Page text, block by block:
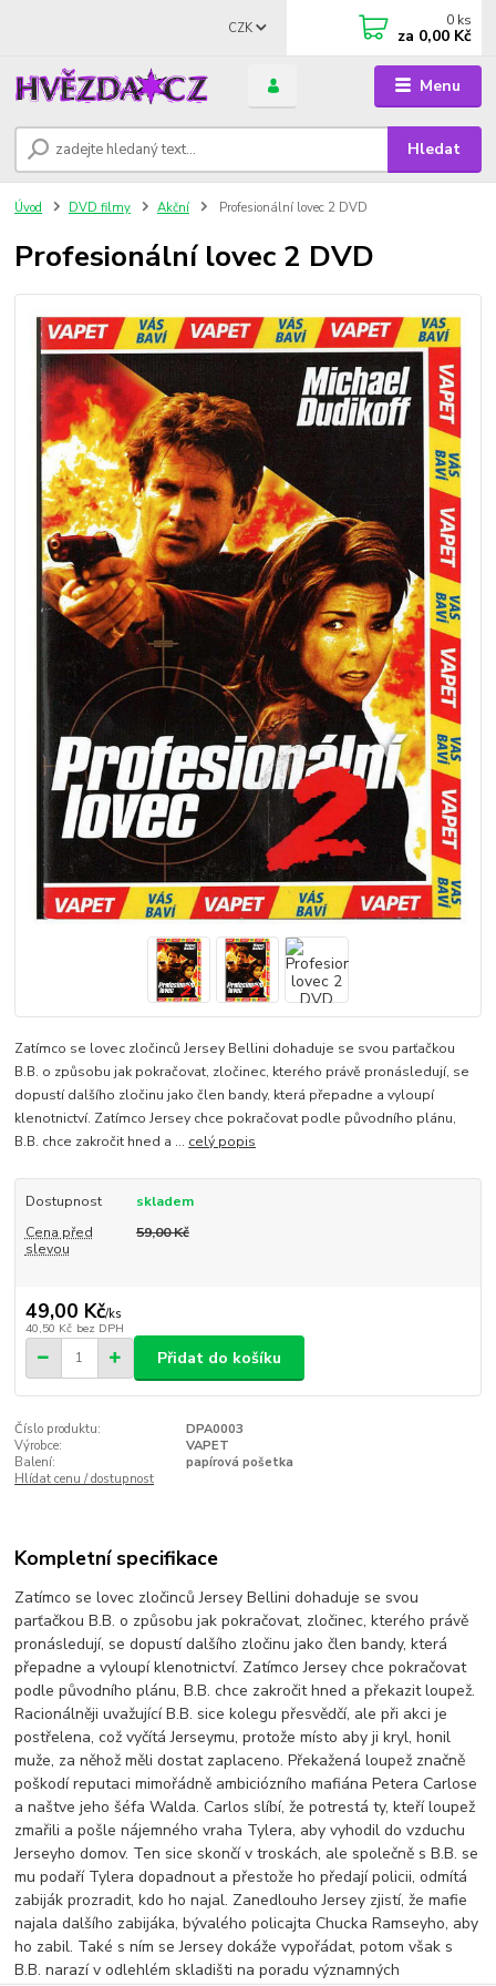
Menu
CZK
Hledat
0 ks
za 0,00 Kč
Úvod DVD filmy Akční Profesionální lovec 2 DVD
Profesionální lovec 2 DVD
Zatímco se lovec zločinců Jersey Bellini dohaduje se svou parťačkou
B.B. o způsobu jak pokračovat, zločinec, kterého právě pronásledují, se
dopustí dalšího zločinu jako člen bandy, která přepadne a vyloupí
klenotnictví. Zatímco Jersey chce pokračovat podle původního plánu,
B.B. chce zakročit hned a ... celý popis
Dostupnost
skladem
Cena před
slevou
59,00 Kč
49,00 Kč/ks
40,50 Kč bez DPH
Přidat do košíku
Číslo produktu:
DPA0003
Výrobce:
VAPET
Balení:
papírová pošetka
Hlídat cenu / dostupnost
Kompletní specifikace
Zatímco se lovec zločinců Jersey Bellini dohaduje se svou
parťačkou B.B. o způsobu jak pokračovat, zločinec, kterého právě
pronásledují, se dopustí dalšího zločinu jako člen bandy, která
přepadne a vyloupí klenotnictví. Zatímco Jersey chce pokračovat
podle původního plánu, B.B. chce zakročit hned a překazit loupež.
Racionálněji uvažující B.B. sice kolegu přesvědčí, ale při akci je
postřelena, což vyčítá Jerseymu, protože místo aby ji kryl, honil
muže, za něhož měli dostat zaplaceno. Překažená loupež značně
poškodí reputaci mimořádně ambiciózního mafiána Petera Carlose
a naštve jeho šéfa Walda. Carlos slíbí, že potrestá ty, kteří loupež
zmařili a pošle nájemného vraha Tylera, aby vyhodil do vzduchu
Jerseyho domov. Ten sice skončí v troskách, ale společně s B.B. se
mu podaří Tylera dopadnout a přestože ho předají policii, odmítá
zabiják prozradit, kdo ho najal. Zanedlouho Jersey zjistí, že mafie
najala dalšího zabijáka, bývalého policajta Chucka Ramseyho, aby
ho zabil. Také s ním se Jersey dokáže vypořádat, potom však s
B.B. narazí v odlehlém skladišti na poradu významných